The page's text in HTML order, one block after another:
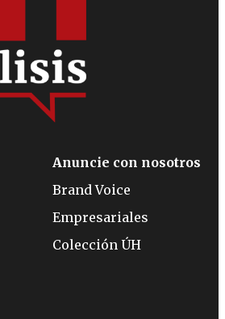
Anuncie con nosotros
Brand Voice
Empresariales
Colección ÚH